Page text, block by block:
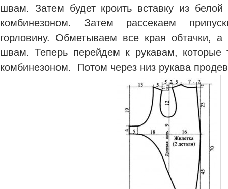
швам. Затем будет кроить вставку из
комбинезоном. Затем рассекаем
горловину. Обметываем все края обтачки,
швам. Теперь перейдем к рукавам, которые
комбинезоном. Потом через низ рукава